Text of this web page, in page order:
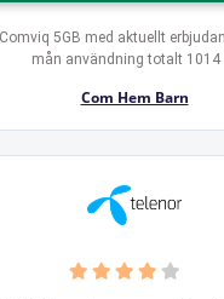
5GB med aktuellt
mån användning totalt 1014
Com Hem Barn